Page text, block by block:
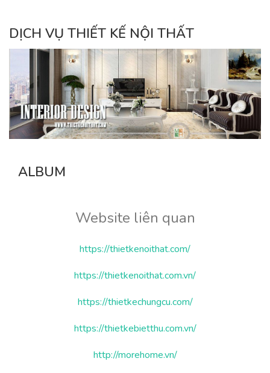
DỊCH VỤ THIẾT KẾ NỘI THẤT
ALBUM
Website liên quan
https://thietkenoithat.com/
https://thietkenoithat.com.vn/
https://thietkechungcu.com/
https://thietkebietthu.com.vn/
http://morehome.vn/